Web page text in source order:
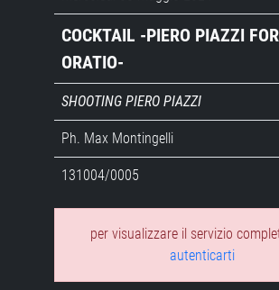
COCKTAIL -PIERO PIAZZI FOR
ORATIO-
SHOOTING PIERO PIAZZI
Ph. Max Montingelli
131004/0005
per visualizzare il servizio
autenticarti